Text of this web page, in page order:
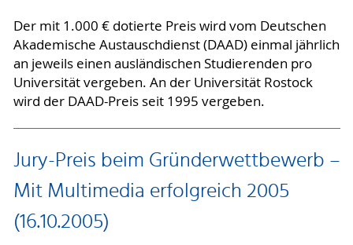
Der mit 1.000 € dotierte Preis wird vom Deutschen
Akademische Austauschdienst (DAAD) einmal jährlich
an jeweils einen ausländischen Studierenden pro
Universität vergeben. An der Universität Rostock
wird der DAAD-Preis seit 1995 vergeben.
Jury-Preis beim Gründerwettbewerb –
Mit Multimedia erfolgreich 2005
(16.10.2005)